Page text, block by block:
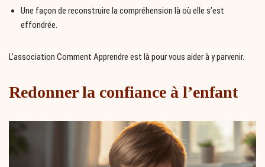
Une façon de reconstruire la compréhension là où elle s’est
effondrée.
L’association Comment Apprendre est là pour vous aider à y parvenir.
Redonner la confiance à l’enfant